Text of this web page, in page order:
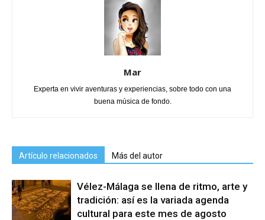
Mar
Experta en vivir aventuras y experiencias, sobre todo con una
buena música de fondo.
Artículo relacionados Más del autor
Vélez-Málaga se llena de ritmo, arte y
tradición: así es la variada agenda
cultural para este mes de agosto